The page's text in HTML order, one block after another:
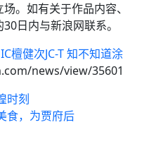
。如有关于作品内容、
日内与新浪网联系。
檀健次JC-T 知不知道涂
news/view/35601
时刻
食，为贾府后